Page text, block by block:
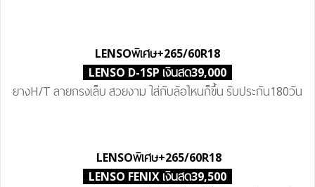
LENSOพิเศษ+265/60R18
LENSO D-1SP เงินสด39,000
ยางH/T ลายกรงเล็บ สวยงาม ใส่กับล้อไหนก็ขึ้น รับประกัน180วัน
LENSOพิเศษ+265/60R18
LENSO FENIX เงินสด39,500